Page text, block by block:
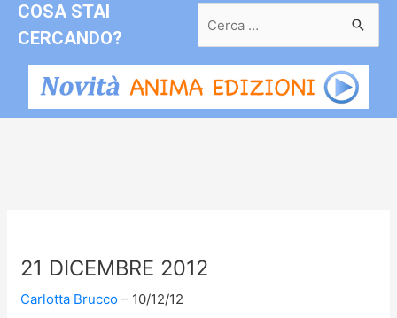
COSA STAI
CERCANDO?
per:
21 DICEMBRE 2012
Carlotta Brucco
10/12/12